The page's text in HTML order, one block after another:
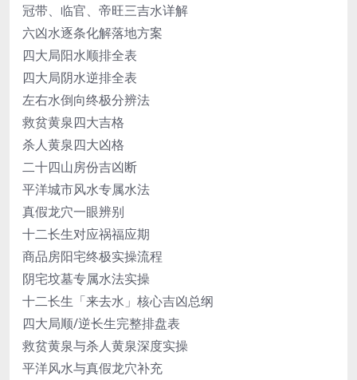
冠带、临官、帝旺三吉水详解
六凶水逐条化解落地方案
四大局阳水顺排全表
四大局阴水逆排全表
左右水倒向终极分辨法
救贫黄泉四大吉格
杀人黄泉四大凶格
二十四山房份吉凶断
平洋城市风水专属水法
真假龙穴一眼辨别
十二长生对应祸福应期
商品房阳宅终极实操流程
阴宅坟墓专属水法实操
十二长生「来去水」核心吉凶总纲
四大局顺/逆长生完整排盘表
救贫黄泉与杀人黄泉深度实操
平洋风水与真假龙穴补充